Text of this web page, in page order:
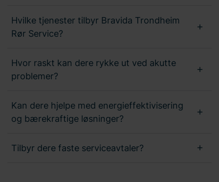
Hvilke tjenester tilbyr Bravida Trondheim
Rør Service?
Hvor raskt kan dere rykke ut ved akutte
problemer?
Kan dere hjelpe med energieffektivisering
og bærekraftige løsninger?
Tilbyr dere faste serviceavtaler?